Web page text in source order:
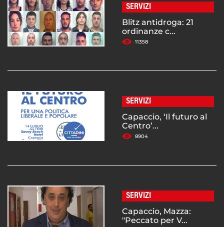
SERVIZI
Blitz antidroga: 21
ordinanze c...
11358
SERVIZI
Capaccio, ‘Il futuro al
Centro’...
8904
SERVIZI
Capaccio, Mazza:
"Peccato per V...